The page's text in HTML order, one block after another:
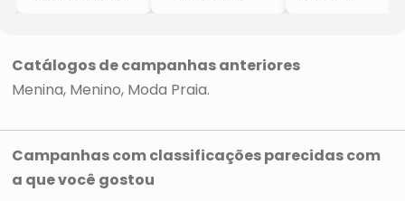
Catálogos de campanhas anteriores
Menina Menino Moda Praia
Campanhas com classificações parecidas com
a que você gostou